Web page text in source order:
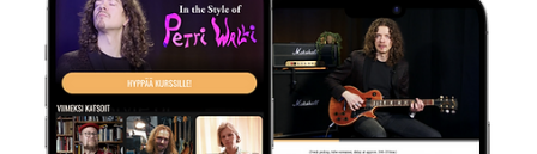
Kokeile Ilmaiseksi